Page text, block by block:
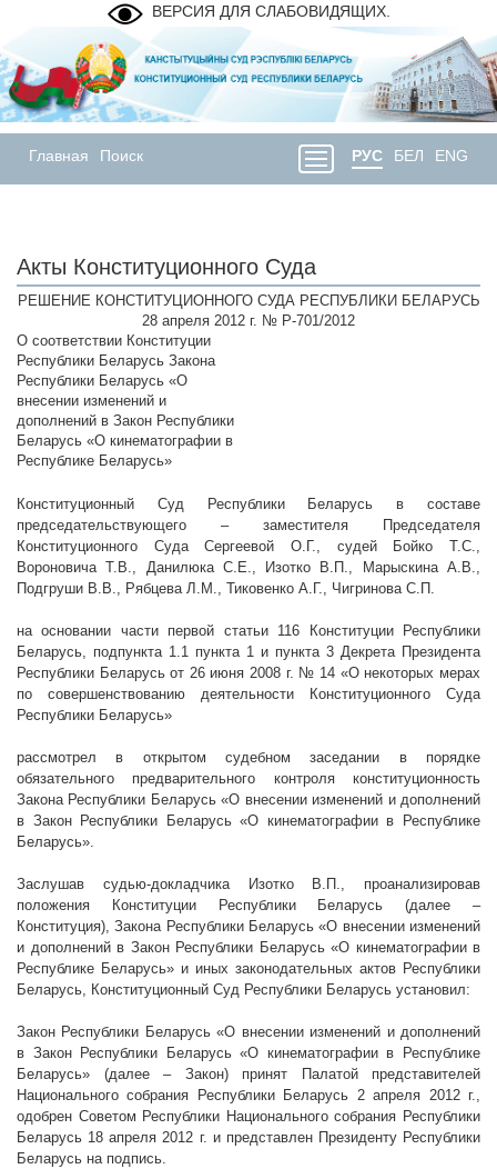
ВЕРСИЯ ДЛЯ СЛАБОВИДЯЩИХ.
Главная Поиск РУС БЕЛ ENG
Акты Конституционного Суда
РЕШЕНИЕ КОНСТИТУЦИОННОГО СУДА РЕСПУБЛИКИ БЕЛАРУСЬ
28 апреля 2012 г. № Р-701/2012
О соответствии Конституции
Республики Беларусь Закона
Республики Беларусь «О
внесении изменений и
дополнений в Закон Республики
Беларусь «О кинематографии в
Республике Беларусь»
Конституционный Суд Республики Беларусь в составе
председательствующего – заместителя Председателя
Конституционного Суда Сергеевой О.Г., судей Бойко Т.С.,
Вороновича Т.В., Данилюка С.Е., Изотко В.П., Марыскина А.В.,
Подгруши В.В., Рябцева Л.М., Тиковенко А.Г., Чигринова С.П.
на основании части первой статьи 116 Конституции Республики
Беларусь, подпункта 1.1 пункта 1 и пункта 3 Декрета Президента
Республики Беларусь от 26 июня 2008 г. № 14 «О некоторых мерах
по совершенствованию деятельности Конституционного Суда
Республики Беларусь»
рассмотрел в открытом судебном заседании в порядке
обязательного предварительного контроля конституционность
Закона Республики Беларусь«О внесении изменений и дополнений
в Закон Республики Беларусь «О кинематографии в Республике
Беларусь».
Заслушав судью-докладчика Изотко В.П., проанализировав
положения Конституции Республики Беларусь (далее –
Конституция), Закона Республики Беларусь «О внесении изменений
и дополнений в Закон Республики Беларусь «О кинематографии в
Республике Беларусь» и иных законодательных актов Республики
Беларусь, Конституционный Суд Республики Беларусь установил:
Закон Республики Беларусь «О внесении изменений и дополнений
в Закон Республики Беларусь «О кинематографии в Республике
Беларусь»
(далее – Закон) принят Палатой представителей
Национального собрания Республики Беларусь 2 апреля 2012 г.,
одобрен Советом Республики Национального собрания Республики
Беларусь 18 апреля2012 г. и представлен Президенту Республики
Беларусь на подпись.